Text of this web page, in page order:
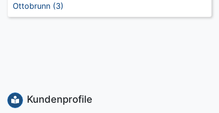
Ottobrunn (3)
Kundenprofile